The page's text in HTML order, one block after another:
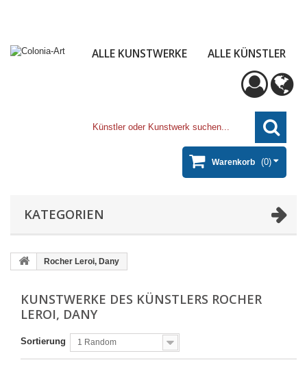
ALLE KUNSTWERKE ALLE KÜNSTLER
Warenkorb (0)
KATEGORIEN
Rocher Leroi, Dany
KUNSTWERKE DES KÜNSTLERS ROCHER
LEROI, DANY
Sortierung 1 Random